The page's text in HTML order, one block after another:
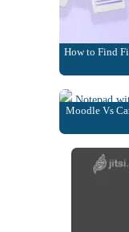
How to Find
Moodle Vs